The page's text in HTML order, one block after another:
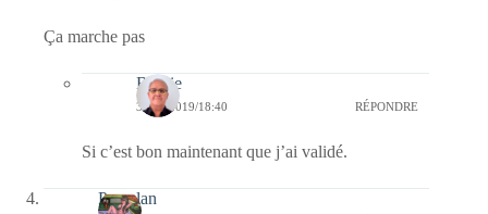
Ça marche pas
Bernie
30/12/2019/18:40 RÉPONDRE
Si c’est bon maintenant que j’ai validé.
Petitalan